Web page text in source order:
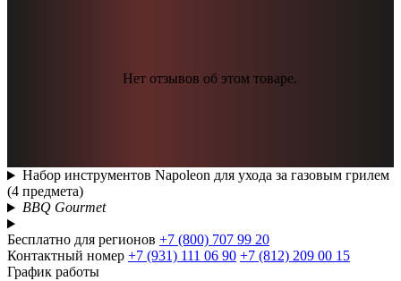
Нет отзывов об этом товаре.
Набор инструментов Napoleon для ухода за газовым грилем
(4 предмета)
BBQ Gourmet
Бесплатно для регионов +7 (800) 707 99 20
Контактный номер +7 (931) 111 06 90 +7 (812) 209 00 15
График работы